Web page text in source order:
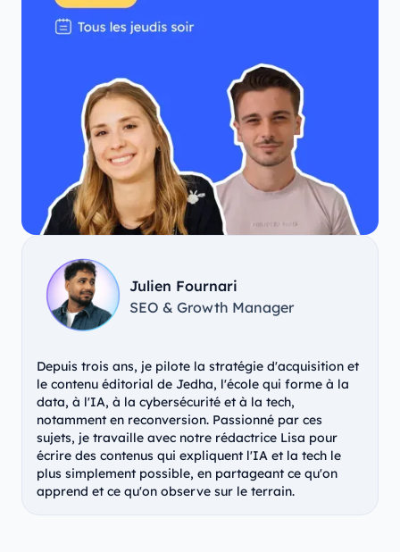
Julien Fournari
SEO & Growth Manager
Depuis trois ans, je pilote la stratégie d'acquisition et
le contenu éditorial de Jedha, l'école qui forme à la
data, à l'IA, à la cybersécurité et à la tech,
notamment en reconversion. Passionné par ces
sujets, je travaille avec notre rédactrice Lisa pour
écrire des contenus qui expliquent l'IA et la tech le
plus simplement possible, en partageant ce qu'on
apprend et ce qu'on observe sur le terrain.